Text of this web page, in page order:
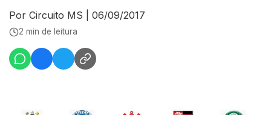
Por Circuito MS 06/09/2017
2 min de leitura